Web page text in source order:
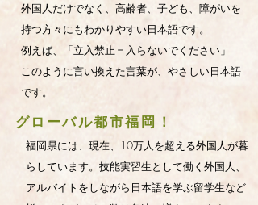
外国人だけでなく、高齢者、子ども、障がいを
持つ方々にもわかりやすい日本語です。
例えば、「立入禁止＝入らないでください」
このように言い換えた言葉が、やさしい日本語
です。
​ グローバル都市福岡！
福岡県には、現在、10万人を超える外国人が暮
らしています。 技能実習生として働く外国人、
アルバイトをしながら日本語を学ぶ留学生など